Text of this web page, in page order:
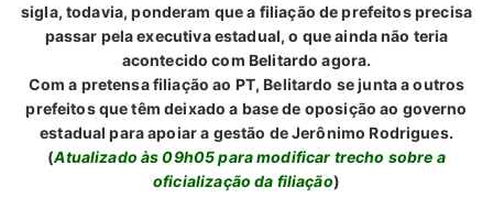
sigla, todavia, ponderam que a filiação de prefeitos precisa
passar pela executiva estadual, o que ainda não teria
acontecido com Belitardo agora.
Com a pretensa filiação ao PT, Belitardo se junta a outros
prefeitos que têm deixado a base de oposição ao governo
estadual para apoiar a gestão de Jerônimo Rodrigues.
(Atualizado às 09h05 para modificar trecho sobre a
oficialização da filiação)